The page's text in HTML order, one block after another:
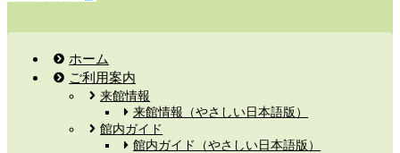
ホーム
ご利用案内
来館情報
来館情報（やさしい日本語版）
館内ガイド
館内ガイド（やさしい日本語版）